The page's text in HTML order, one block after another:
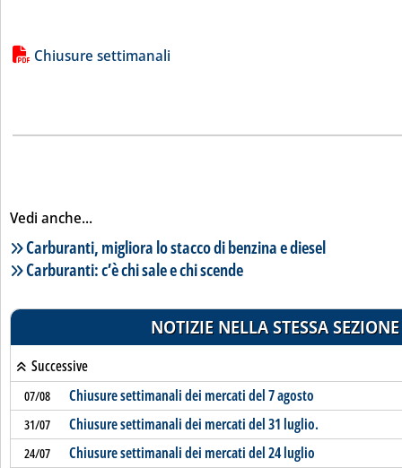
Lista allegati PDF alla notizia
Chiusure settimanali
Vedi anche...
Lista notizie correlate
Carburanti, migliora lo stacco di benzina e diesel
Carburanti: c’è chi sale e chi scende
NOTIZIE NELLA STESSA SEZIONE
Successive
07/08 Chiusure settimanali dei mercati del 7 agosto
31/07 Chiusure settimanali dei mercati del 31 luglio.
24/07 Chiusure settimanali dei mercati del 24 luglio